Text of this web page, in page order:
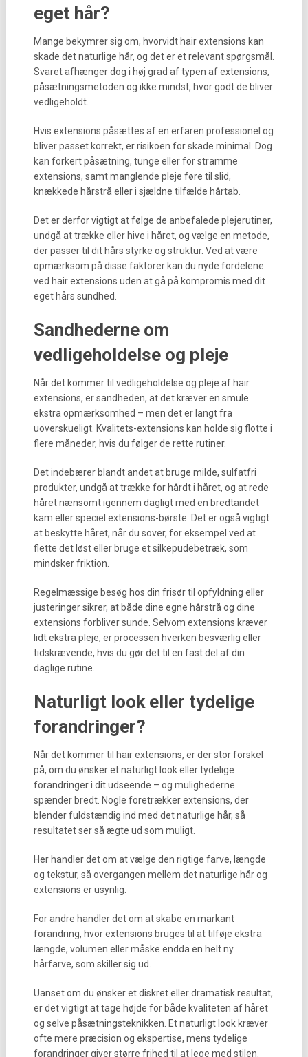
eget hår?
Mange bekymrer sig om, hvorvidt hair extensions kan
skade det naturlige hår, og det er et relevant spørgsmål.
Svaret afhænger dog i høj grad af typen af extensions,
påsætningsmetoden og ikke mindst, hvor godt de bliver
vedligeholdt.
Hvis extensions påsættes af en erfaren professionel og
bliver passet korrekt, er risikoen for skade minimal. Dog
kan forkert påsætning, tunge eller for stramme
extensions, samt manglende pleje føre til slid,
knækkede hårstrå eller i sjældne tilfælde hårtab.
Det er derfor vigtigt at følge de anbefalede plejerutiner,
undgå at trække eller hive i håret, og vælge en metode,
der passer til dit hårs styrke og struktur. Ved at være
opmærksom på disse faktorer kan du nyde fordelene
ved hair extensions uden at gå på kompromis med dit
eget hårs sundhed.
Sandhederne om
vedligeholdelse og pleje
Når det kommer til vedligeholdelse og pleje af hair
extensions, er sandheden, at det kræver en smule
ekstra opmærksomhed – men det er langt fra
uoverskueligt. Kvalitets-extensions kan holde sig flotte i
flere måneder, hvis du følger de rette rutiner.
Det indebærer blandt andet at bruge milde, sulfatfri
produkter, undgå at trække for hårdt i håret, og at rede
håret nænsomt igennem dagligt med en bredtandet
kam eller speciel extensions-børste. Det er også vigtigt
at beskytte håret, når du sover, for eksempel ved at
flette det løst eller bruge et silkepudebetræk, som
mindsker friktion.
Regelmæssige besøg hos din frisør til opfyldning eller
justeringer sikrer, at både dine egne hårstrå og dine
extensions forbliver sunde. Selvom extensions kræver
lidt ekstra pleje, er processen hverken besværlig eller
tidskrævende, hvis du gør det til en fast del af din
daglige rutine.
Naturligt look eller tydelige
forandringer?
Når det kommer til hair extensions, er der stor forskel
på, om du ønsker et naturligt look eller tydelige
forandringer i dit udseende – og mulighederne
spænder bredt. Nogle foretrækker extensions, der
blender fuldstændig ind med det naturlige hår, så
resultatet ser så ægte ud som muligt.
Her handler det om at vælge den rigtige farve, længde
og tekstur, så overgangen mellem det naturlige hår og
extensions er usynlig.
For andre handler det om at skabe en markant
forandring, hvor extensions bruges til at tilføje ekstra
længde, volumen eller måske endda en helt ny
hårfarve, som skiller sig ud.
Uanset om du ønsker et diskret eller dramatisk resultat,
er det vigtigt at tage højde for både kvaliteten af håret
og selve påsætningsteknikken. Et naturligt look kræver
ofte mere præcision og ekspertise, mens tydelige
forandringer giver større frihed til at lege med stilen.